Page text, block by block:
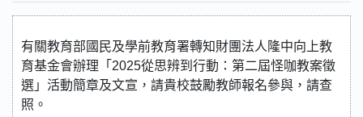
有關教育部國民及學前教育署轉知財團法人隆中向上教
育基金會辦理「2025從思辨到行動：第二屆怪咖教案徵
選」活動簡章及文宣，請貴校鼓勵教師報名參與，請查
照。